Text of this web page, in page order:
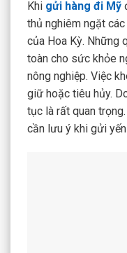
Khi gửi hàng đi Mỹ
thủ nghiêm ngặt
của Hoa Kỳ. Những
toàn cho sức khỏe
nông nghiệp. Việc
giữ hoặc tiêu hủy.
tục là rất quan
cần lưu ý khi gửi